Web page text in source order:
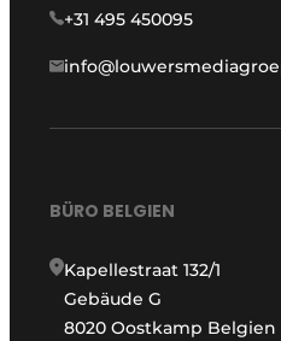
+31 495 450095
BÜRO BELGIEN
Kapellestraat 132/1
Gebäude G
8020 Oostkamp Belgien